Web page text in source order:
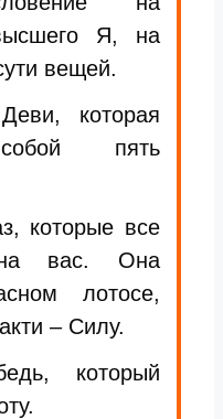
Я, на
вещей.
которая
собой пять
которые все
вас. Она
лотосе,
– Силу.
который